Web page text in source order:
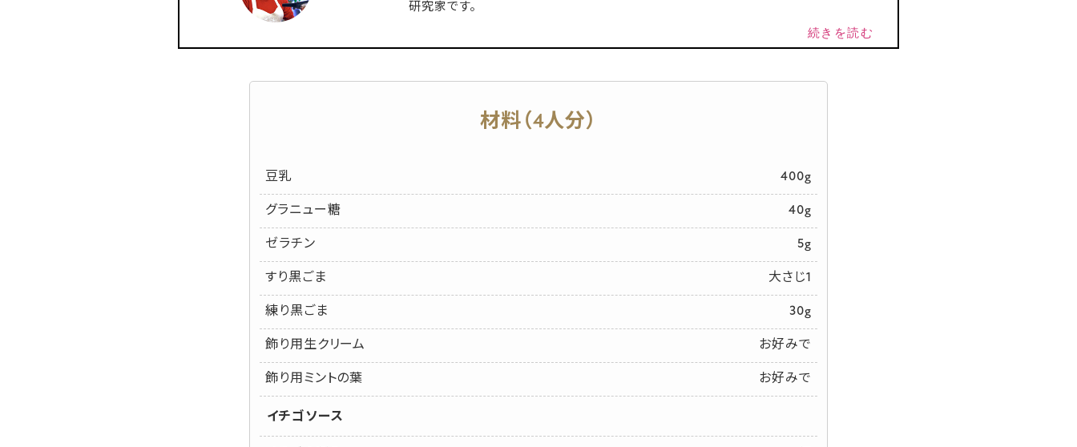
研究家です。
続きを読む
材料（4人分）
豆乳 400g
グラニュー糖 40g
ゼラチン 5g
すり黒ごま 大さじ1
練り黒ごま 30g
飾り用生クリーム お好みで
飾り用ミントの葉 お好みで
イチゴソース